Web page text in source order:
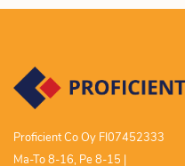
Proficient Co Oy FI07452333
Ma-To 8-16, Pe 8-15 |